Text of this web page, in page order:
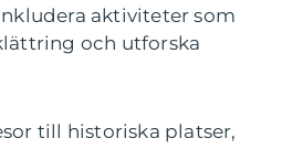
aktiviteter som
och utforska
till historiska platser,